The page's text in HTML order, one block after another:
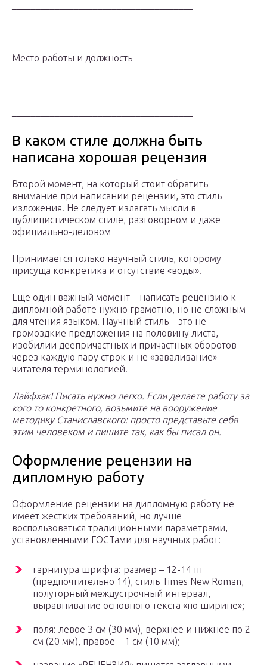
Место работы и должность
В каком стиле должна быть
написана хорошая рецензия
Второй момент, на который стоит обратить
внимание при написании рецензии, это стиль
изложения. Не следует излагать мысли в
публицистическом стиле, разговорном и даже
официально-деловом
Принимается только научный стиль, которому
присуща конкретика и отсутствие «воды».
Еще один важный момент – написать рецензию к
дипломной работе нужно грамотно, но не сложным
для чтения языком. Научный стиль – это не
громоздкие предложения на половину листа,
изобилии деепричастных и причастных оборотов
через каждую пару строк и не «заваливание»
читателя терминологией.
Лайфхак! Писать нужно легко. Если делаете работу за
кого то конкретного, возьмите на вооружение
методику Станиславского: просто представьте себя
этим человеком и пишите так, как бы писал он.
Оформление рецензии на
дипломную работу
Оформление рецензии на дипломную работу не
имеет жестких требований, но лучше
воспользоваться традиционными параметрами,
установленными ГОСТами для научных работ:
гарнитура шрифта: размер – 12-14 пт
(предпочтительно 14), стиль Times New Roman,
полуторный междустрочный интервал,
выравнивание основного текста «по ширине»;
поля: левое 3 см (30 мм), верхнее и нижнее по 2
см (20 мм), правое – 1 см (10 мм);